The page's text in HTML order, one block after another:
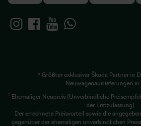
* Größter exklusiver Škoda Partner in
Neuwagenauslieferungen
1
Ehemaliger Neupreis (Unverbindliche
der Erstzulassung).
Der errechnete Preisvorteil sowie die
gegenüber der ehemaligen unverbindlichen